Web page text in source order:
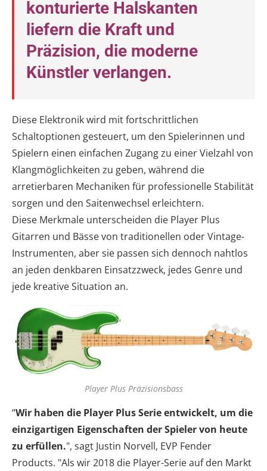
konturierte Halskanten
liefern die Kraft und
Präzision, die moderne
Künstler verlangen.
Diese Elektronik wird mit fortschrittlichen
Schaltoptionen gesteuert, um den Spielerinnen und
Spielern einen einfachen Zugang zu einer Vielzahl von
Klangmöglichkeiten zu geben, während die
arretierbaren Mechaniken für professionelle Stabilität
sorgen und den Saitenwechsel erleichtern.
Diese Merkmale unterscheiden die Player Plus
Gitarren und Bässe von traditionellen oder Vintage-
Instrumenten, aber sie passen sich dennoch nahtlos
an jeden denkbaren Einsatzzweck, jedes Genre und
jede kreative Situation an.
Player Plus Präzisionsbass
“Wir haben die Player Plus Serie entwickelt, um die
einzigartigen Eigenschaften der Spieler von heute
zu erfüllen.", sagt Justin Norvell, EVP Fender
Products. "Als wir 2018 die Player-Serie auf den Markt